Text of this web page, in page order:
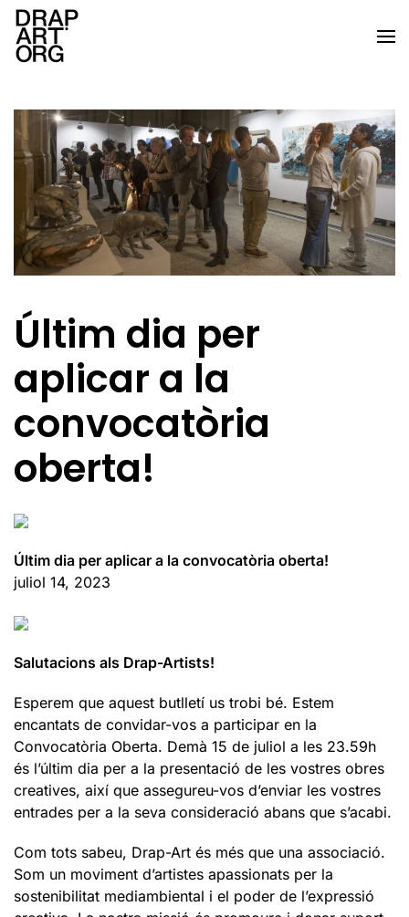
Skip to main content
Últim dia per
aplicar a la
convocatòria
oberta!
Últim dia per aplicar a la convocatòria oberta!
juliol 14, 2023
Salutacions als Drap-Artists!
Esperem que aquest butlletí us trobi bé. Estem
encantats de convidar-vos a participar en la
Convocatòria Oberta. Demà 15 de juliol a les 23.59h
és l’últim dia per a la presentació de les vostres obres
creatives, així que assegureu-vos d’enviar les vostres
entrades per a la seva consideració abans que s’acabi.
Com tots sabeu, Drap-Art és més que una associació.
Som un moviment d’artistes apassionats per la
sostenibilitat mediambiental i el poder de l’expressió